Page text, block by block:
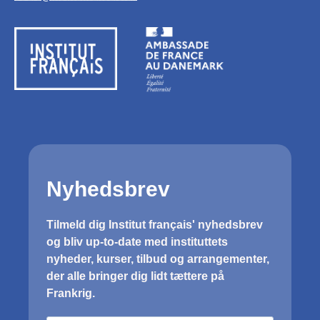
Bibliotek vil den fransk-algeriske forfatter
Billetter